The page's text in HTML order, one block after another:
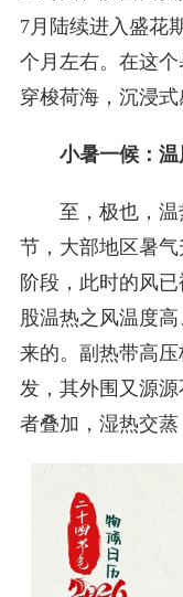
7月陆续进入盛花
个月左右。在这
穿梭荷海，沉浸式
小暑一候：温
至，极也，
节，大部地区暑
阶段，此时的风
股温热之风温度
来的。副热带高
发，其外围又源
者叠加，湿热交蒸